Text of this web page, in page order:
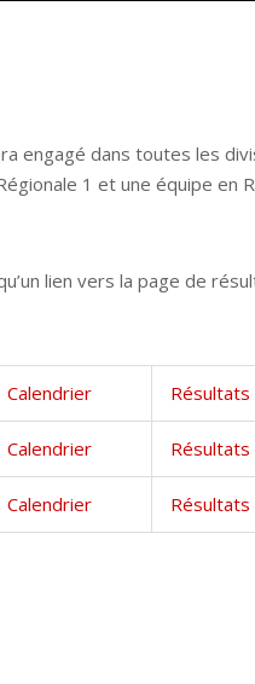
engagé dans toutes les
1 et une équipe en
lien vers la page de
Calendrier
Calendrier
Calendrier